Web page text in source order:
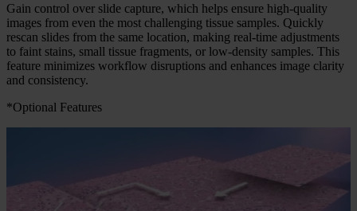
Gain control over slide capture, which helps ensure high-quality
images from even the most challenging tissue samples. Quickly
rescan slides from the same location, making real-time adjustments
to faint stains, small tissue fragments, or low-density samples. This
feature minimizes workflow disruptions and enhances image clarity
and consistency.
*Optional Features